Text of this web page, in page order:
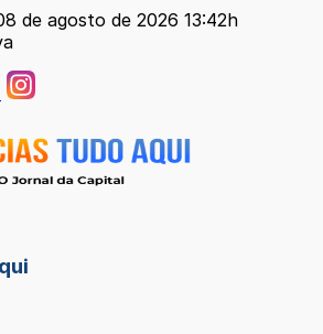
de agosto de 2026 13:42h